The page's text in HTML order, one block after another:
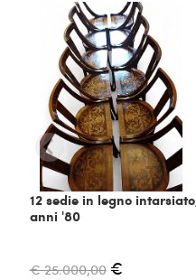
12 sedie in legno
anni '80
€ 25.000,00 €